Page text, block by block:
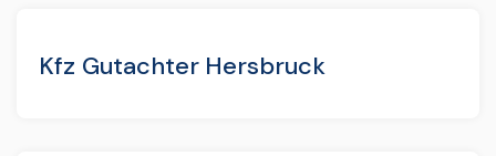
Kfz Gutachter Hersbruck